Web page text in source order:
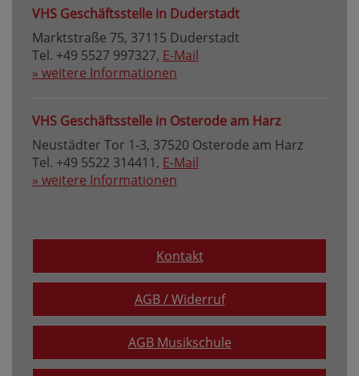
VHS Geschäftsstelle in Duderstadt
Marktstraße 75, 37115 Duderstadt
Tel. +49 5527 997327, E-Mail
» weitere Informationen
VHS Geschäftsstelle in Osterode am Harz
Neustädter Tor 1-3, 37520 Osterode am Harz
Tel. +49 5522 314411, E-Mail
» weitere Informationen
Kontakt
AGB / Widerruf
AGB Musikschule